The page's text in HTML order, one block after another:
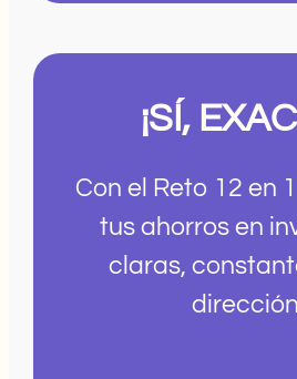
¡SÍ,
Con el Reto 12 en
tus ahorros en
claras,